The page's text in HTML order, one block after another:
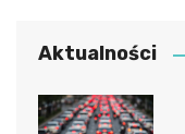
Aktualności